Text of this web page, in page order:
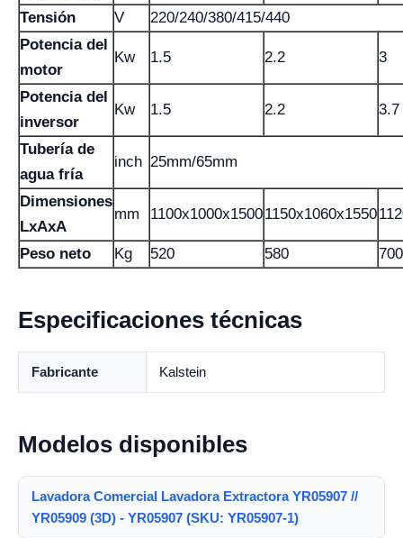
Tensión V
220/240/380/415/440
Potencia del
motor
Kw 1.5 2.2 3
Potencia del
inversor
Kw 1.5 2.2 3.7
Tubería de
agua fría
inch 25mm/65mm
Dimensiones
LxAxA
mm 1100x1000x15001150x1060x1550
Peso neto Kg 520 580 700
Especificaciones técnicas
Fabricante Kalstein
Modelos disponibles
Lavadora Comercial Lavadora Extractora YR05907 //
YR05909 (3D) - YR05907 (SKU: YR05907-1)